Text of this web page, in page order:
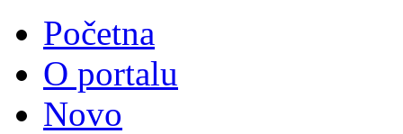
Početna
O portalu
Novo